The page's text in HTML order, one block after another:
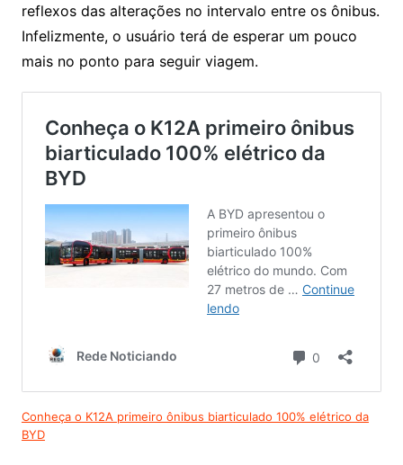
reflexos das alterações no intervalo entre os ônibus.
Infelizmente, o usuário terá de esperar um pouco
mais no ponto para seguir viagem.
Conheça o K12A primeiro ônibus biarticulado 100% elétrico da
BYD